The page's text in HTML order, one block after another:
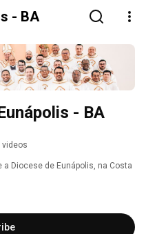
- BA
- BA
videos
Diocese de Eunápolis, na Costa